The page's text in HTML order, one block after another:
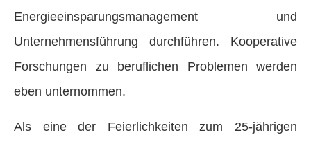
Energieeinsparungsmanagement und
Unternehmensführung durchführen. Kooperative
Forschungen zu beruflichen Problemen werden
eben unternommen.
Als eine der Feierlichkeiten zum 25-jährigen